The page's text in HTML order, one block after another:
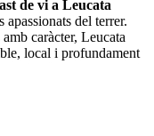
de vi a Leucata
apassionats del terrer.
caràcter, Leucata
local i profundament